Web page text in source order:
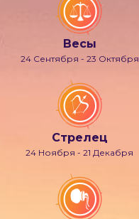
Весы
24 Сентября - 23 Октября
Стрелец
24 Ноября - 21 Декабря